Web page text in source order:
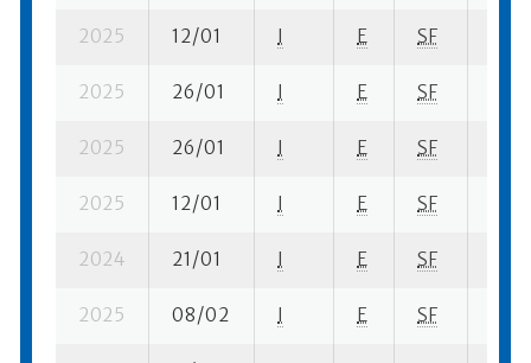
2025 12/01 I E SF
2025 26/01 I E SF
2025 26/01 I E SF
2025 12/01 I E SF
2024 21/01 I E SF
2025 08/02 I E SF